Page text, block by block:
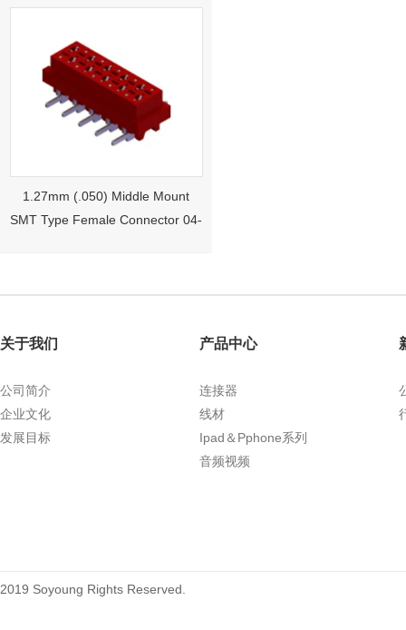
SMT Type Female Connector 04-
26Pin Tyco 188275
1.27mm (.050) Right Angle DIP
Type Female Connector 04-26Pin
关于我们
公司简介
企业文化
发展目标
产品中心
连接器
线材
Ipad＆Pphone系列
音频视频
2019 Soyoung Rights Reserved.